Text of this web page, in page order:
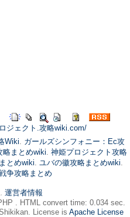
ジェクト.攻略wiki.com/
Wiki. ガールズシンフォニー：Ec攻
略まとめwiki. 神姫プロジェクト攻略
とめwiki. ユバの徽攻略まとめwiki.
争攻略まとめ
. 運営者情報
. HTML convert time: 0.034 sec.
License is Apache License